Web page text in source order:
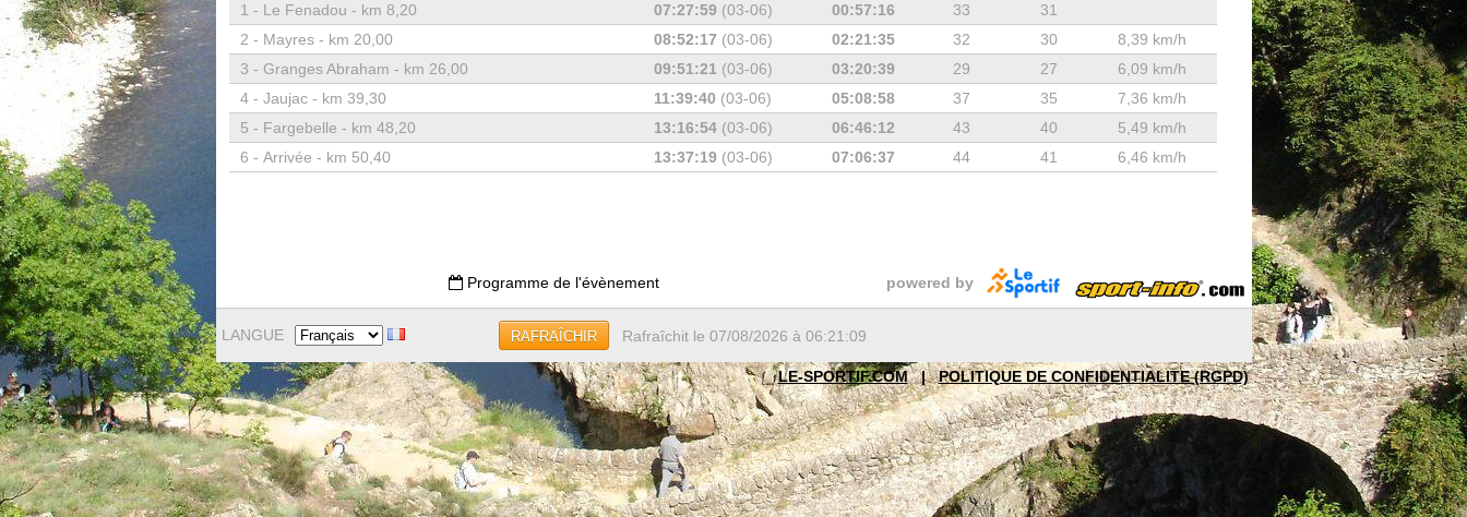
1 - Le Fenadou - km 8,20 07:27:59 (03-06) 00:57:16 33
31
2 - Mayres - km 20,00 08:52:17 (03-06) 02:21:35 32 30
8,39 km/h
3 - Granges Abraham - km 26,00 09:51:21 (03-06) 03:20:39 29 27
6,09 km/h
4 - Jaujac - km 39,30 11:39:40 (03-06) 05:08:58 37 35
7,36 km/h
5 - Fargebelle - km 48,20 13:16:54(03-06) 06:46:12 43 40
5,49 km/h
6 - Arrivée - km 50,40 13:37:19(03-06) 07:06:37 44 41 6,46 km/h
Programme de l'évènement powered by
LANGUE RAFRAÎCHIR Rafraîchit le 07/08/2026 à 06:21:09
LE-SPORTIF.COM | POLITIQUE DE CONFIDENTIALITE (RGPD)